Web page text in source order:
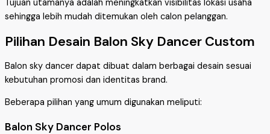
Tujuan utamanya adalah meningkatkan visibilitas lokasi usaha
sehingga lebih mudah ditemukan oleh calon pelanggan.
Pilihan Desain Balon Sky Dancer Custom
Balon sky dancer dapat dibuat dalam berbagai desain sesuai
kebutuhan promosi dan identitas brand.
Beberapa pilihan yang umum digunakan meliputi:
Balon Sky Dancer Polos